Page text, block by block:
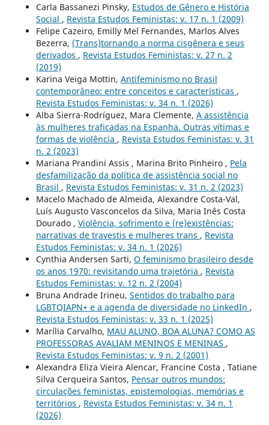
Carla Bassanezi Pinsky, Estudos de Gênero e História
Social , Revista Estudos Feministas: v. 17 n. 1 (2009)
Felipe Cazeiro, Emilly Mel Fernandes, Marlos Alves
Bezerra, (Trans)tornando a norma cisgênera e seus
derivados , Revista Estudos Feministas: v. 27 n. 2
(2019)
Karina Veiga Mottin, Antifeminismo no Brasil
contemporâneo: entre conceitos e características ,
Revista Estudos Feministas: v. 34 n. 1 (2026)
Alba Sierra-Rodríguez, Mara Clemente, A assistência
às mulheres traficadas na Espanha. Outras vítimas e
formas de violência , Revista Estudos Feministas: v. 31
n. 2 (2023)
Mariana Prandini Assis , Marina Brito Pinheiro , Pela
desfamilização da política de assistência social no
Brasil , Revista Estudos Feministas: v. 31 n. 2 (2023)
Macelo Machado de Almeida, Alexandre Costa-Val,
Luís Augusto Vasconcelos da Silva, Maria Inês Costa
Dourado , Violência, sofrimento e (re)existências:
narrativas de travestis e mulheres trans , Revista
Estudos Feministas: v. 34 n. 1 (2026)
Cynthia Andersen Sarti, O feminismo brasileiro desde
os anos 1970: revisitando uma trajetória , Revista
Estudos Feministas: v. 12 n. 2 (2004)
Bruna Andrade Irineu, Sentidos do trabalho para
LGBTQIAPN+ e a agenda de diversidade no LinkedIn ,
Revista Estudos Feministas: v. 33 n. 1 (2025)
Marília Carvalho, MAU ALUNO, BOA ALUNA? COMO AS
PROFESSORAS AVALIAM MENINOS E MENINAS ,
Revista Estudos Feministas: v. 9 n. 2 (2001)
Alexandra Eliza Vieira Alencar, Francine Costa , Tatiane
Silva Cerqueira Santos, Pensar outros mundos:
circulações feministas, epistemologias, memórias e
territórios , Revista Estudos Feministas: v. 34 n. 1
(2026)